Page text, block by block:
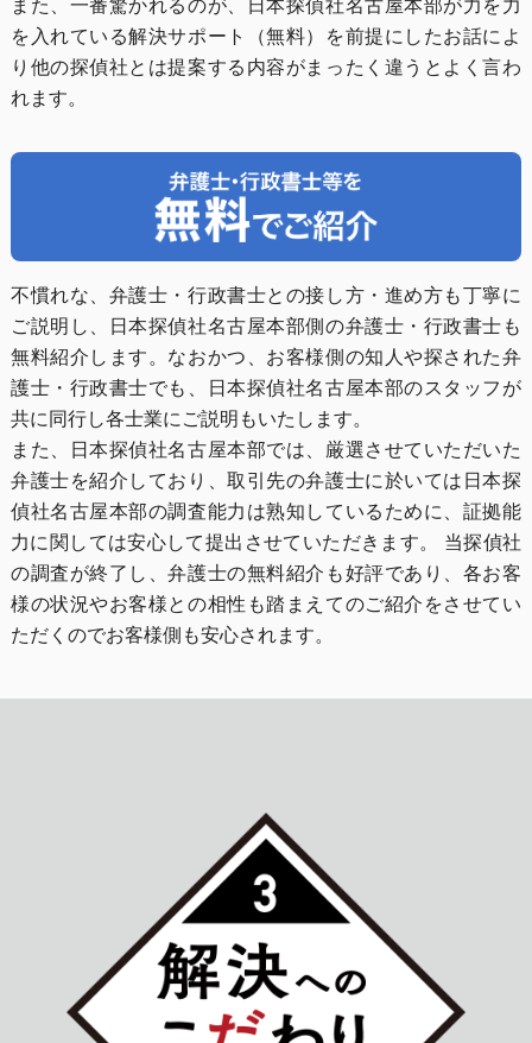
また、一番驚かれるのが、日本探偵社名古屋本部が力を力
を入れている解決サポート（無料）を前提にしたお話によ
り他の探偵社とは提案する内容がまったく違うとよく言わ
れます。
不慣れな、弁護士・行政書士との接し方・進め方も丁寧に
ご説明し、日本探偵社名古屋本部側の弁護士・行政書士も
無料紹介します。なおかつ、お客様側の知人や探された弁
護士・行政書士でも、日本探偵社名古屋本部のスタッフが
共に同行し各士業にご説明もいたします。
また、日本探偵社名古屋本部では、厳選させていただいた
弁護士を紹介しており、取引先の弁護士に於いては日本探
偵社名古屋本部の調査能力は熟知しているために、証拠能
力に関しては安心して提出させていただきます。 当探偵社
の調査が終了し、弁護士の無料紹介も好評であり、各お客
様の状況やお客様との相性も踏まえてのご紹介をさせてい
ただくのでお客様側も安心されます。